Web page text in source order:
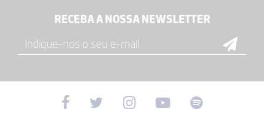
RECEBA A NOSSA NEWSLETTER